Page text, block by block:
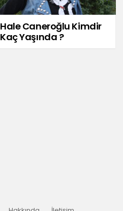
Hale Caneroğlu Kimdir
Kaç Yaşında ?